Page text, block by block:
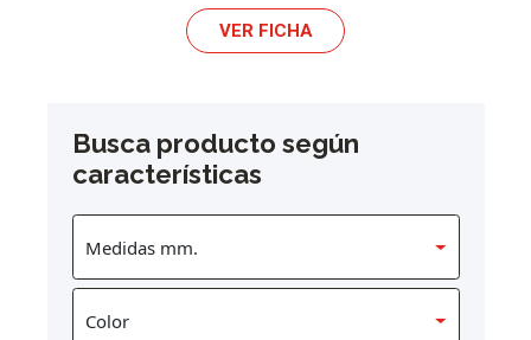
VER FICHA
Busca producto según
características